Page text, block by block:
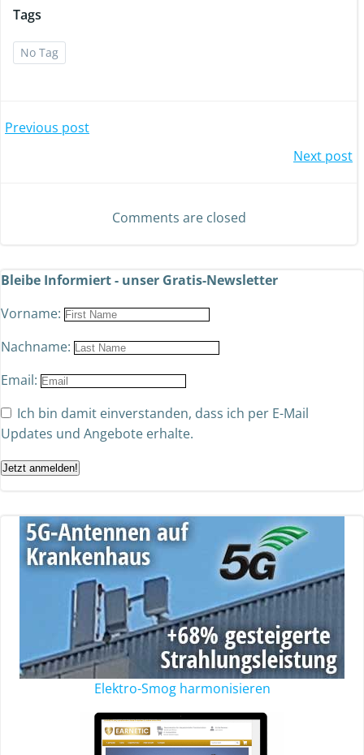
Tags
No Tag
Previous post
Next post
Comments are closed
Bleibe Informiert - unser Gratis-Newsletter
Vorname:
Nachname:
Email:
Ich bin damit einverstanden, dass ich per E-Mail
Updates und Angebote erhalte.
Jetzt anmelden!
Elektro-Smog harmonisieren